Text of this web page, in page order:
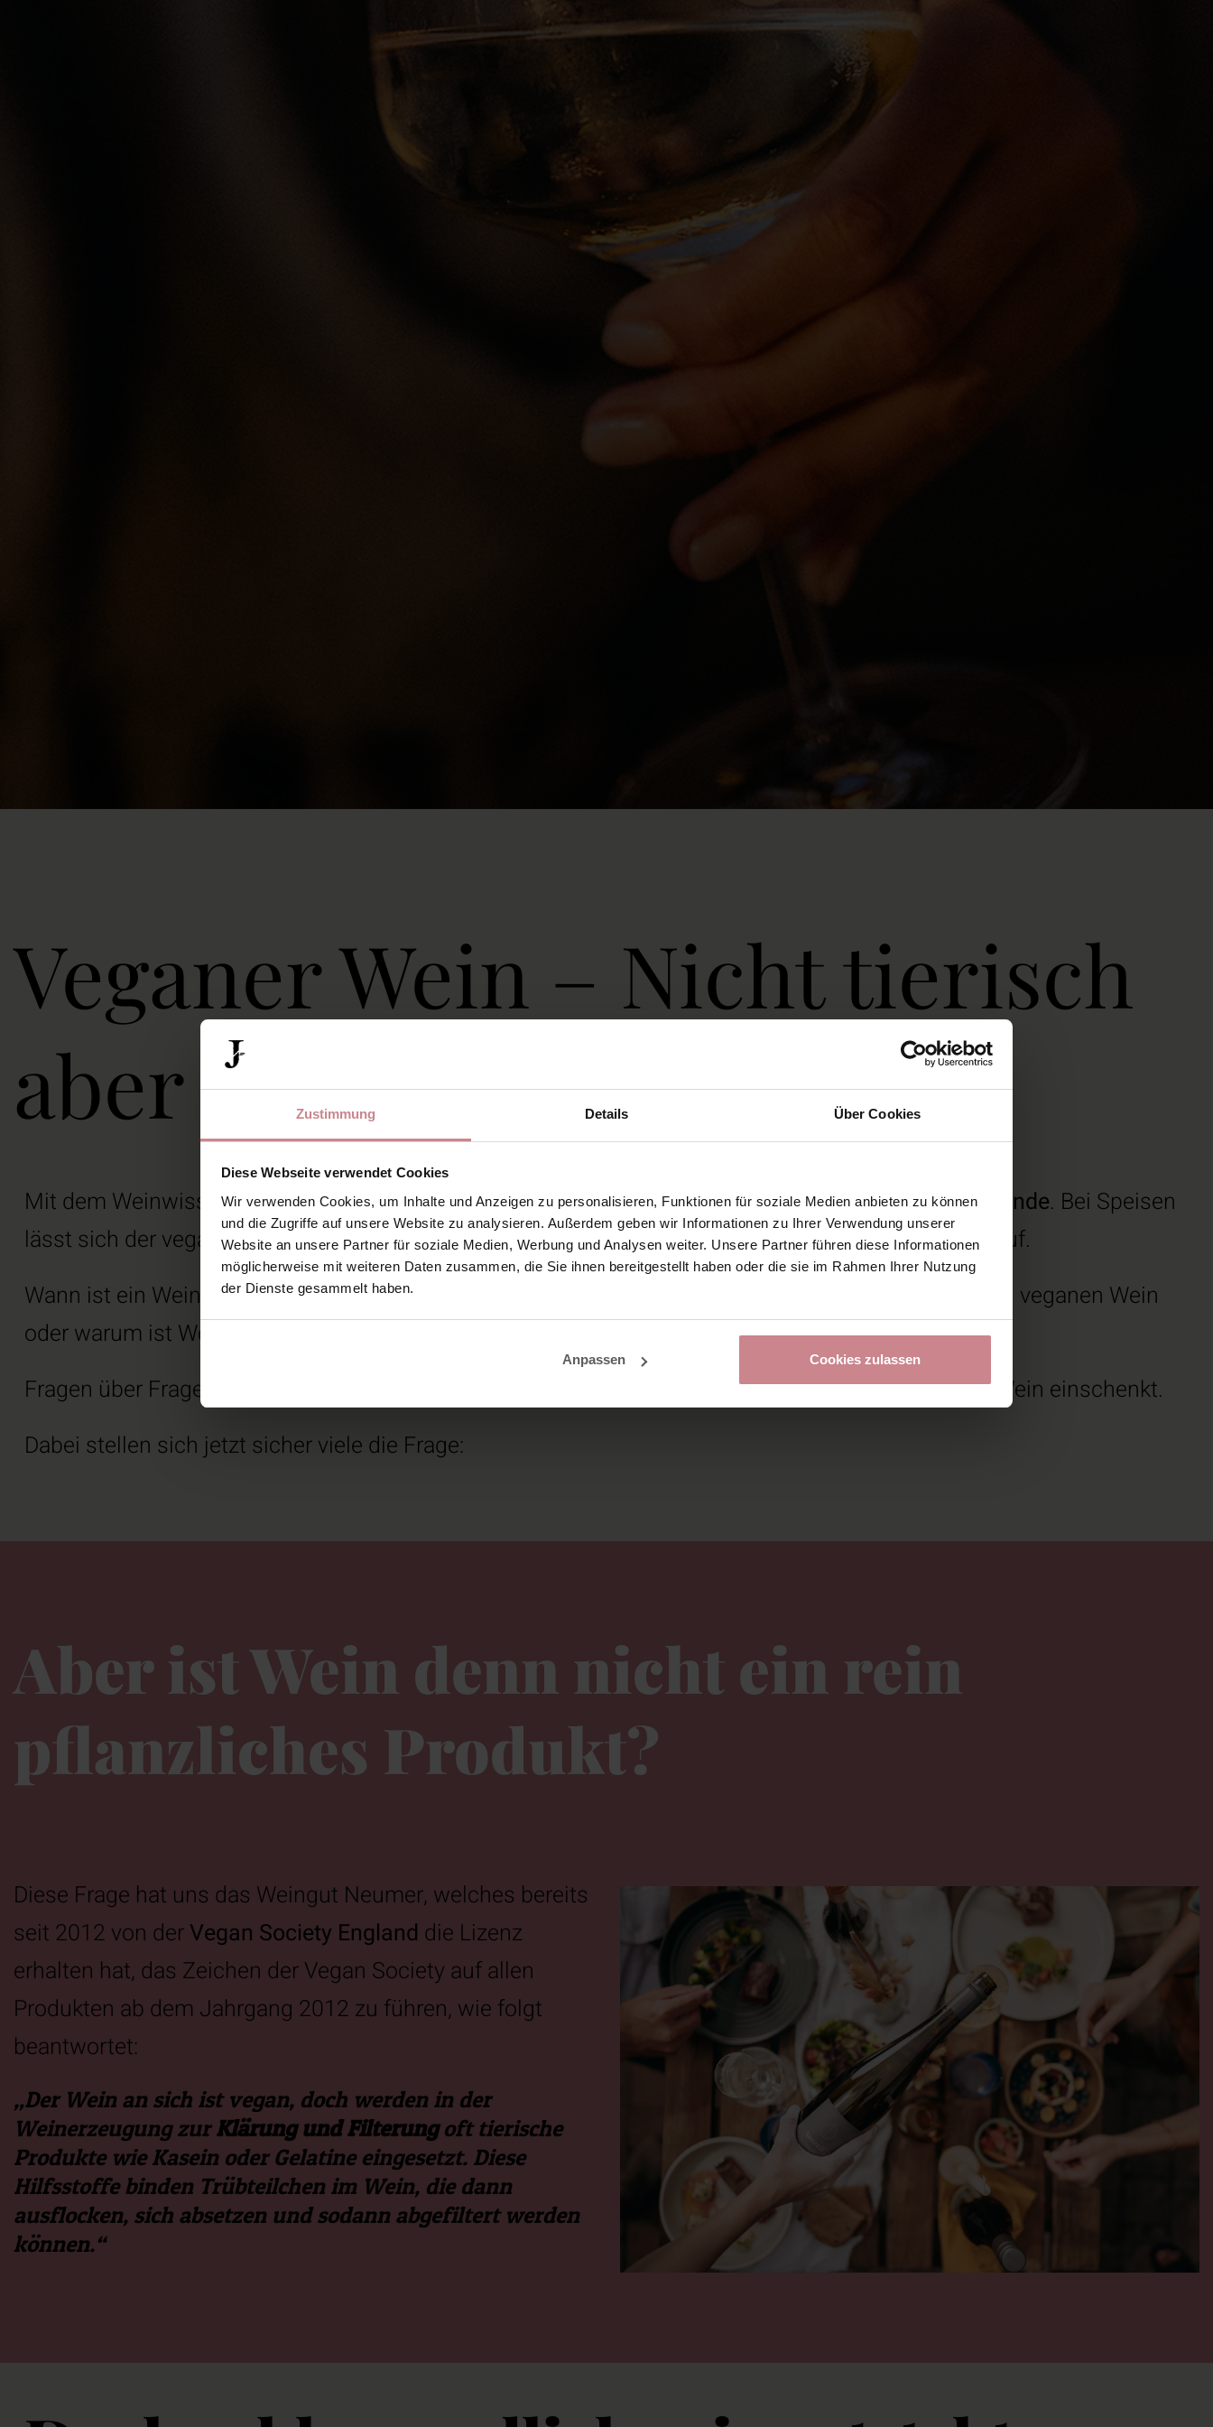
Zustimmung Details Über Cookies
Diese Webseite verwendet Cookies
Wir verwenden Cookies, um Inhalte und Anzeigen zu personalisieren, Funktionen für soziale Medien anbieten zu können
und die Zugriffe auf unsere Website zu analysieren. Außerdem geben wir Informationen zu Ihrer Verwendung unserer
Website an unsere Partner für soziale Medien, Werbung und Analysen weiter. Unsere Partner führen diese Informationen
möglicherweise mit weiteren Daten zusammen, die Sie ihnen bereitgestellt haben oder die sie im Rahmen Ihrer Nutzung
der Dienste gesammelt haben.
Anpassen Cookies zulassen
Veganer Wein – Nicht tierisch
aber tierisch gut!
Mit dem Weinwissen ist das so eine Sache, denn man lernt hier nie aus.Veganer Wein ist in aller Munde. Bei Speisen
lässt sich der vegane Ansatz leicht erklären, doch bei veganem Wein kommen doch allerlei Fragen auf.
Wann ist ein Wein vegan? Was ist am Wein vegan oder was ist im Wein nicht vegan? Wie erkenne ich veganen Wein
oder warum ist Wein nicht immer vegan?
Fragen über Fragen, zu denen uns ein
nicht nur sprichwörtlich reinen Wein einschenkt.
Dabei stellen sich jetzt sicher viele die Frage:
Aber ist Wein denn nicht ein rein
pflanzliches Produkt?
Diese Frage hat uns das Weingut Neumer, welches bereits
seit 2012 von derVegan Society England die Lizenz
erhalten hat, das Zeichen der Vegan Society auf allen
Produkten ab dem Jahrgang 2012 zu führen, wie folgt
beantwortet:
„Der Wein an sich ist vegan, doch werden in der
Weinerzeugung zurKlärung und Filterungoft tierische
Produkte wie Kasein oder Gelatine eingesetzt. Diese
Hilfsstoffe binden Trübteilchen im Wein, die dann
ausflocken, sich absetzen und sodann abgefiltert werden
können.“